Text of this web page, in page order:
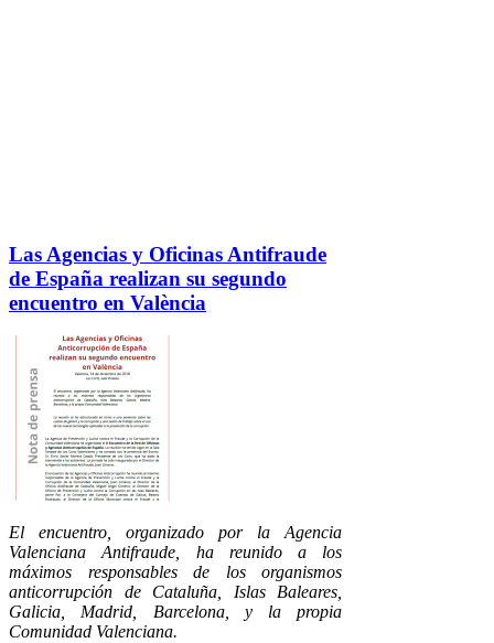
Las Agencias y Oficinas Antifraude
de España realizan su segundo
encuentro en València
El encuentro, organizado por la Agencia
Valenciana Antifraude, ha reunido a los
máximos responsables de los organismos
anticorrupción de Cataluña, Islas Baleares,
Galicia, Madrid, Barcelona, y la propia
Comunidad Valenciana.